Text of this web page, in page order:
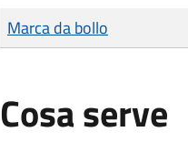
Tipo di pagamento
Importo
Marca da bollo
Cosa serve